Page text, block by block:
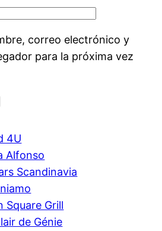
correo electrónico y
para la próxima vez
4U
Alfonso
Scandinavia
Square Grill
de Génie